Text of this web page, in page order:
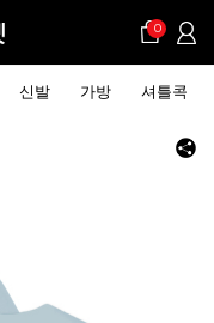
0
신발 가방 셔틀콕